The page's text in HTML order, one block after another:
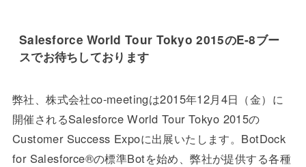
Salesforce World Tour Tokyo 2015のE-8ブー
スでお待ちしております
弊社、株式会社co-meetingは2015年12月4日（金）に
開催されるSalesforce World Tour Tokyo 2015の
Customer Success Expoに出展いたします。BotDock
for Salesforce®の標準Botを始め、弊社が提供する各種